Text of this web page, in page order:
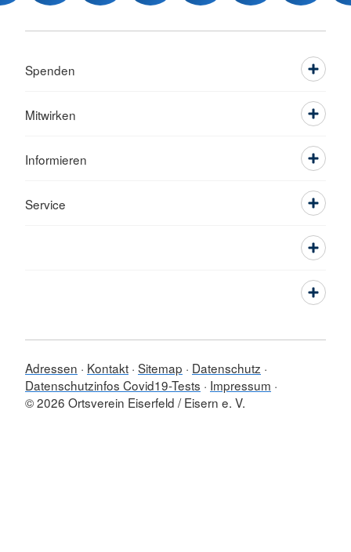
Spenden
Mitwirken
Informieren
Service
Adressen Kontakt Sitemap
Datenschutz
Datenschutzinfos Covid19-Tests
Impressum
© 2026 Ortsverein Eiserfeld / Eisern e. V.